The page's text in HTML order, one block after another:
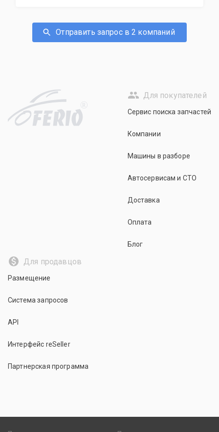
Отправить запрос в 2 компаний
R
Для покупателей
Сервис поиска запчастей
Компании
Машины в разборе
Автосервисам и СТО
Доставка
Оплата
Блог
Для продавцов
Размещение
Система запросов
API
Интерфейс reSeller
Партнерская программа